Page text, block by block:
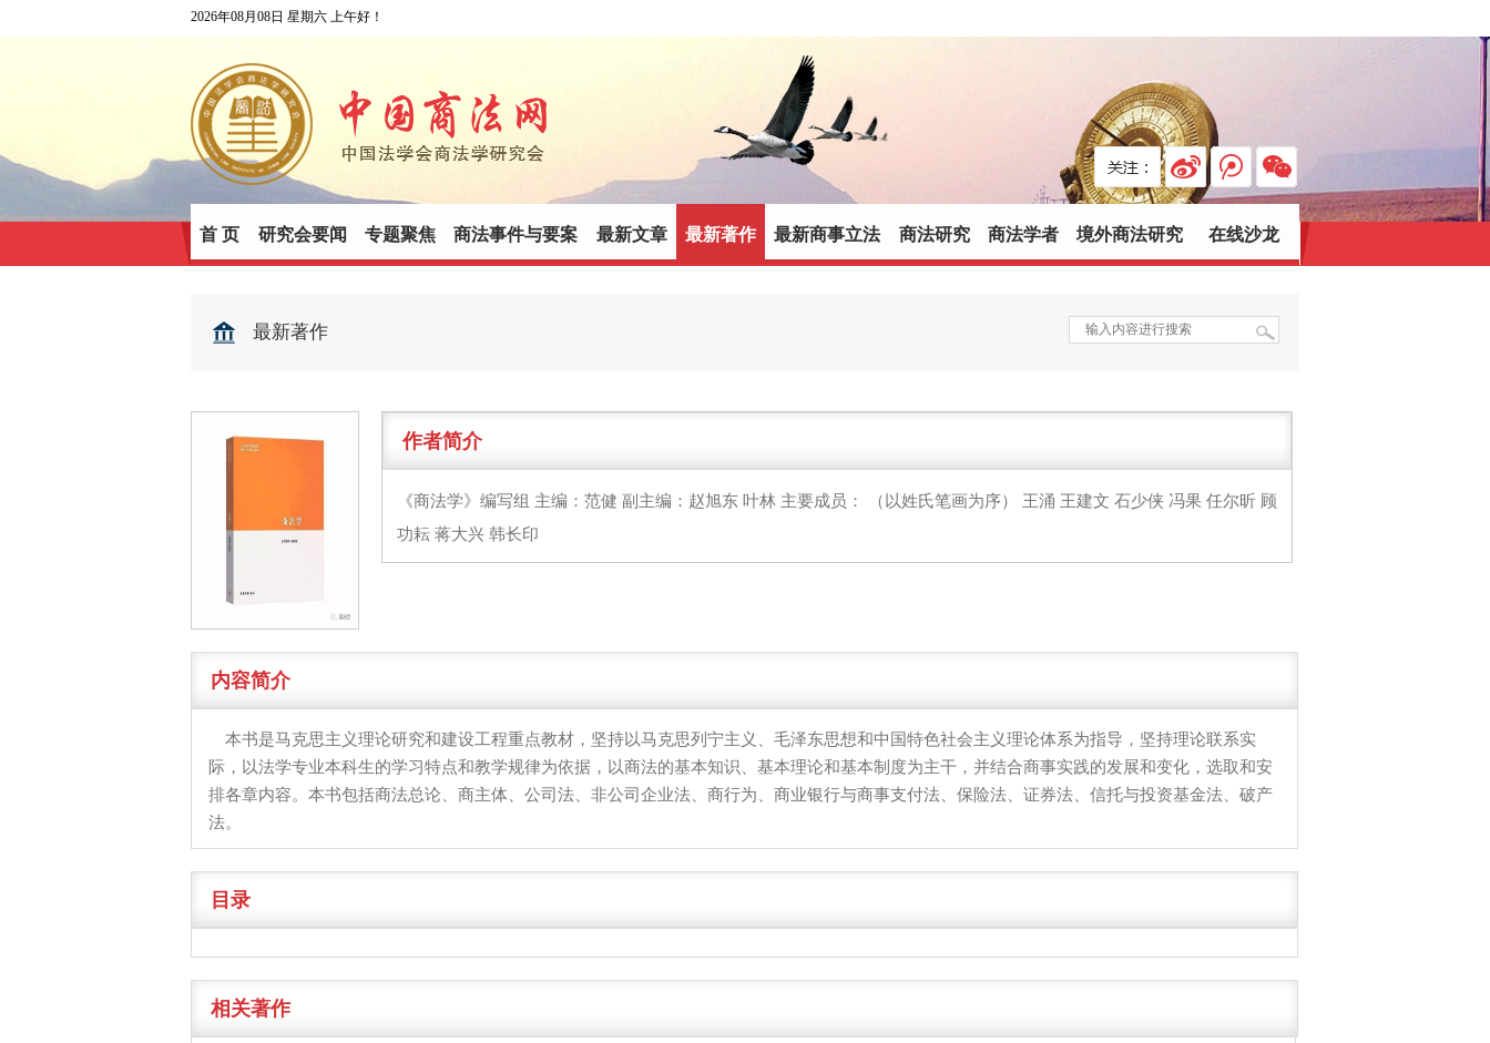
2026年08月08日 星期六 上午好！
首 页 研究会要闻 专题聚焦 商法事件与要案 最新文章 最新著作 最新商事立法 商法研究 商法学者 境外商法研究 在线沙龙
最新著作
作者简介
《商法学》编写组 主编：范健 副主编：赵旭东 叶林 主要成员： （以姓氏笔画为序） 王涌 王建文 石少侠 冯果 任尔昕 顾
功耘 蒋大兴 韩长印
内容简介
本书是马克思主义理论研究和建设工程重点教材，坚持以马克思列宁主义、毛泽东思想和中国特色社会主义理论体系为指导，坚持理论联系实
际，以法学专业本科生的学习特点和教学规律为依据，以商法的基本知识、基本理论和基本制度为主干，并结合商事实践的发展和变化，选取和安
排各章内容。本书包括商法总论、商主体、公司法、非公司企业法、商行为、商业银行与商事支付法、保险法、证券法、信托与投资基金法、破产
法。
目录
相关著作